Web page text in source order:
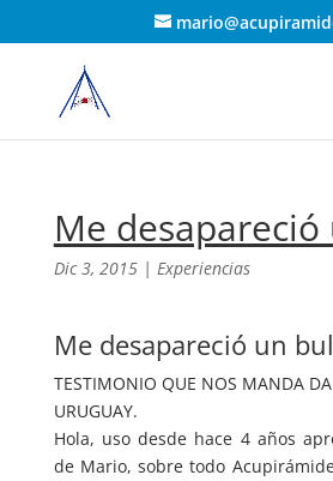
Me
Dic 3, 2015| Experiencias
Me desapareció un
TESTIMONIO QUE NOS MANDA
URUGUAY.
Hola, uso desde hace 4 años
de Mario, sobre todo